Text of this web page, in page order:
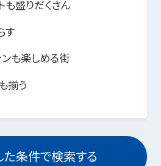
も盛りだくさん
す
ンも楽しめる街
揃う
た条件で検索する